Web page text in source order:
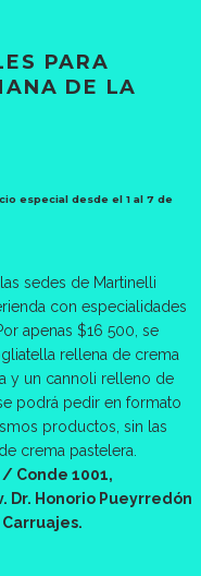
PARA
DE LA
especial desde el 1 al 7 de
sedes de Martinelli
con especialidades
apenas $16 500, se
rellena de crema
y un cannoli relleno de
podrá pedir en formato
productos, sin las
crema pastelera.
Conde 1001,
Dr. Honorio Pueyrredón